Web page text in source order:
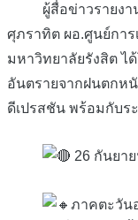
ผู้สื่อข่าวรายงานว่
ศุภราทิต ผอ.ศูนย์กา
มหาวิทยาลัยรังสิต ไ
อันตรายจากฝนตกห
ดีเปรสชัน พร้อมกับร
26 กันยา
ภาคตะวัน